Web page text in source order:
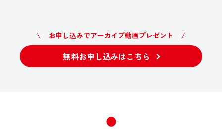
\ お申し込みでアーカイブ動画プレゼント /
無料お申し込みはこちら